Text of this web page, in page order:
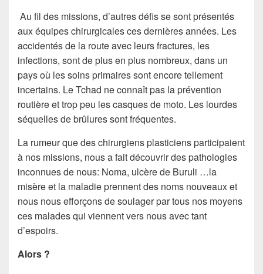
Au fil des missions, d’autres défis se sont présentés
aux équipes chirurgicales ces dernières années. Les
accidentés de la route avec leurs fractures, les
infections, sont de plus en plus nombreux, dans un
pays où les soins primaires sont encore tellement
incertains. Le Tchad ne connaît pas la prévention
routière et trop peu les casques de moto. Les lourdes
séquelles de brûlures sont fréquentes.
La rumeur que des chirurgiens plasticiens participaient
à nos missions, nous a fait découvrir des pathologies
inconnues de nous: Noma, ulcère de Buruli …la
misère et la maladie prennent des noms nouveaux et
nous nous efforçons de soulager par tous nos moyens
ces malades qui viennent vers nous avec tant
d’espoirs.
Alors ?